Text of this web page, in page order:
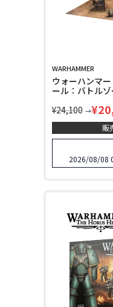
WARHAMMER
ウォーハンマ
ール：バトルゾ
401
¥24,100 →¥
販
2026/08/08